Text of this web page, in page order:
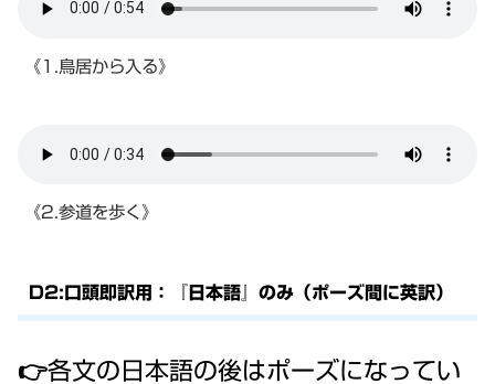
《1.鳥居から入る》
《2.参道を歩く》
D2:口頭即訳用：『日本語』のみ（ポーズ間に英訳）
👉各文の日本語の後はポーズになってい